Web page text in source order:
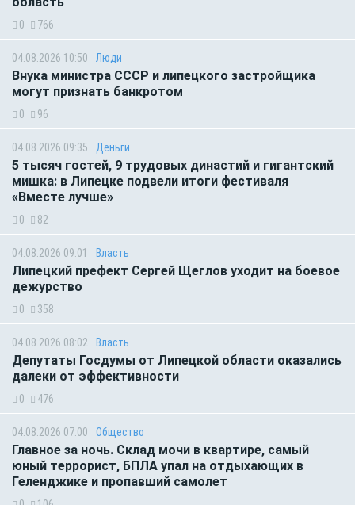
0 766
04.08.2026 10:50 Люди
Внука министра СССР и липецкого застройщика
могут признать банкротом
0 96
04.08.2026 09:35 Деньги
5 тысяч гостей, 9 трудовых династий и гигантский
мишка: в Липецке подвели итоги фестиваля
«Вместе лучше»
0 82
04.08.2026 09:01 Власть
Липецкий префект Сергей Щеглов уходит на боевое
дежурство
0 358
04.08.2026 08:02 Власть
Депутаты Госдумы от Липецкой области оказались
далеки от эффективности
0 476
04.08.2026 07:00 Общество
Главное за ночь. Склад мочи в квартире, самый
юный террорист, БПЛА упал на отдыхающих в
Геленджике и пропавший самолет